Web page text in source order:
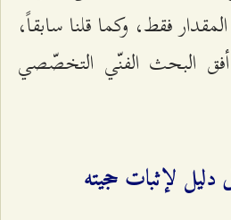
فقط، وكما قلنا سابقاً،
البحث الفنّي التخصّصي
دليل لإثبات حجيته